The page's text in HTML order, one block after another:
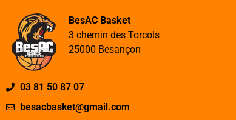
BesAC Basket
3 chemin des Torcols
25000 Besançon
03 81 50 87 07
besacbasket@gmail.com